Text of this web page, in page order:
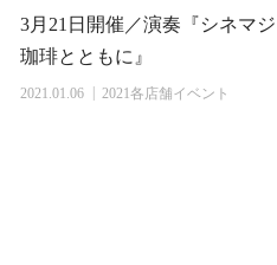
3月21日開催／演奏『シネマ
珈琲とともに』
2021.01.06 2021各店舗イベント